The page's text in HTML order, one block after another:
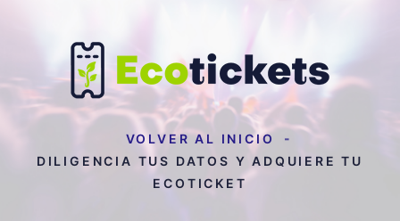
VOLVER AL INICIO
DILIGENCIA TUS DATOS Y ADQUIERE TU
ECOTICKET